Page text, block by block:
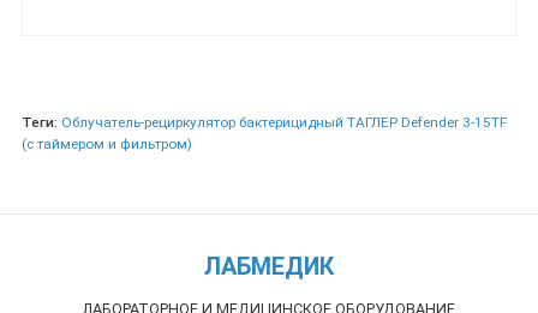
Теги: Облучатель-рециркулятор бактерицидный ТАГЛЕР Defender 3-15TF
(с таймером и фильтром)
ЛАБМЕДИК
ЛАБОРАТОРНОЕ И МЕДИЦИНСКОЕ ОБОРУДОВАНИЕ